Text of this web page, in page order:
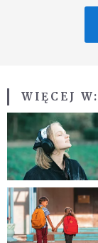
WIĘCEJ W: